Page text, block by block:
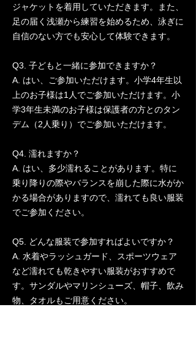
ジャケットを着用していただきます。また、
足の届く浅瀬から練習を始めるため、泳ぎに
自信のない方でも安心して体験できます。
Q3. 子どもと一緒に参加できますか？
A. はい、ご参加いただけます。小学4年生以
上のお子様は1人でご参加いただけます。小
学3年生未満のお子様は保護者の方とのタン
デム（2人乗り）でご参加いただけます。
Q4. 濡れますか？
A. はい、多少濡れることがあります。特に
乗り降りの際やバランスを崩した際に水がか
かる場合がありますので、濡れても良い服装
でご参加ください。
Q5. どんな服装で参加すればよいですか？
A. 水着やラッシュガード、スポーツウェア
など濡れても乾きやすい服装がおすすめで
す。サンダルやマリンシューズ、帽子、飲み
物、タオルもご用意ください。